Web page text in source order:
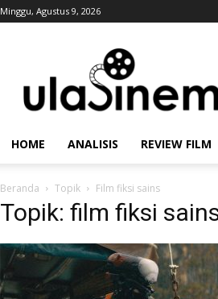
Minggu, Agustus 9, 2026
HOME ANALISIS REVIEW FILM
Beranda Topik Film fiksi sains
Topik: film fiksi